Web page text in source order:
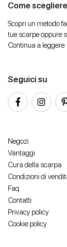
Come
Scopri un metodo
tue scarpe oppure
Continua a leggere
Seguici su
Negozi
Vantaggi
Cura della scarpa
Condizioni di
Faq
Contatti
Privacy policy
Cookie policy